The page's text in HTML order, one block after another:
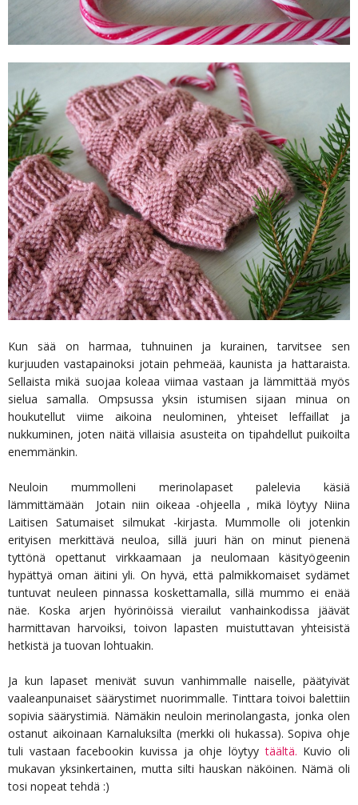
Kun sää on harmaa, tuhnuinen ja kurainen, tarvitsee sen
kurjuuden vastapainoksi jotain pehmeää, kaunista ja hattaraista.
Sellaista mikä suojaa koleaa viimaa vastaan ja lämmittää myös
sielua samalla. Ompsussa yksin istumisen sijaan minua on
houkutellut viime aikoina neulominen, yhteiset leffaillat ja
nukkuminen, joten näitä villaisia asusteita on tipahdellut puikoilta
enemmänkin.
Neuloin mummolleni merinolapaset palelevia käsiä
lämmittämään Jotain niin oikeaa -ohjeella , mikä löytyy Niina
Laitisen Satumaiset silmukat -kirjasta. Mummolle oli jotenkin
erityisen merkittävä neuloa, sillä juuri hän on minut pienenä
tyttönä opettanut virkkaamaan ja neulomaan käsityögeenin
hypättyä oman äitini yli. On hyvä, että palmikkomaiset sydämet
tuntuvat neuleen pinnassa koskettamalla, sillä mummo ei enää
näe. Koska arjen hyörinöissä vierailut vanhainkodissa jäävät
harmittavan harvoiksi, toivon lapasten muistuttavan yhteisistä
hetkistä ja tuovan lohtuakin.
Ja kun lapaset menivät suvun vanhimmalle naiselle, päätyivät
vaaleanpunaiset säärystimet nuorimmalle. Tinttara toivoi balettiin
sopivia säärystimiä. Nämäkin neuloin merinolangasta, jonka olen
ostanut aikoinaan Karnaluksilta (merkki oli hukassa). Sopiva ohje
tuli vastaan facebookin kuvissa ja ohje löytyytäältä. Kuvio oli
mukavan yksinkertainen, mutta silti hauskan näköinen. Nämä oli
tosi nopeat tehdä :)